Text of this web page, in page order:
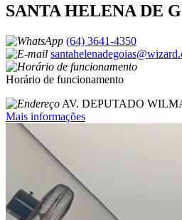
SANTA HELENA DE
(64) 3641-4350
Horário de funcionamento
AV. DEPUTADO
Mais informações